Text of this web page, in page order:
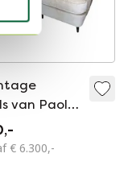
van Paolo
€ 6.300,-